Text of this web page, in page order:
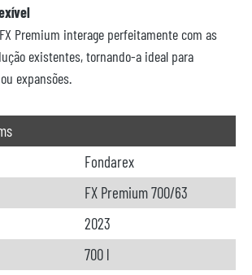
Premium interage perfeitamente com as
existentes, tornando-a ideal para
expansões.
Fondarex
FX Premium 700/63
2023
700 l